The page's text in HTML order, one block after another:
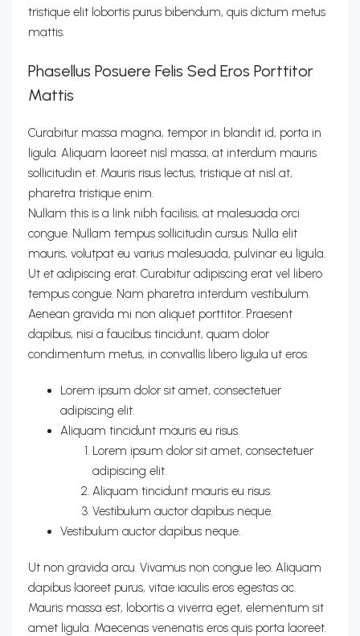
tristique elit lobortis purus bibendum, quis dictum metus
mattis.
Phasellus Posuere Felis Sed Eros Porttitor
Mattis
Curabitur massa magna, tempor in blandit id, porta in
ligula. Aliquam laoreet nisl massa, at interdum mauris
sollicitudin et. Mauris risus lectus, tristique at nisl at,
pharetra tristique enim.
Nullam this is a link nibh facilisis, at malesuada orci
congue. Nullam tempus sollicitudin cursus. Nulla elit
mauris, volutpat eu varius malesuada, pulvinar eu ligula.
Ut et adipiscing erat. Curabitur adipiscing erat vel libero
tempus congue. Nam pharetra interdum vestibulum.
Aenean gravida mi non aliquet porttitor. Praesent
dapibus, nisi a faucibus tincidunt, quam dolor
condimentum metus, in convallis libero ligula ut eros.
Lorem ipsum dolor sit amet, consectetuer
adipiscing elit.
Aliquam tincidunt mauris eu risus.
Lorem ipsum dolor sit amet, consectetuer
adipiscing elit.
Aliquam tincidunt mauris eu risus.
Vestibulum auctor dapibus neque.
Vestibulum auctor dapibus neque.
Ut non gravida arcu. Vivamus non congue leo. Aliquam
dapibus laoreet purus, vitae iaculis eros egestas ac.
Mauris massa est, lobortis a viverra eget, elementum sit
amet ligula. Maecenas venenatis eros quis porta laoreet.